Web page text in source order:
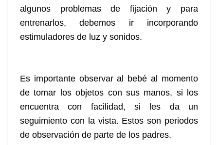
algunos problemas de fijación y para
entrenarlos, debemos ir incorporando
estimuladores de luz y sonidos.
Es importante observar al bebé al momento
de tomar los objetos con sus manos, si los
encuentra con facilidad, si les da un
seguimiento con la vista. Estos son periodos
de observación de parte de los padres.